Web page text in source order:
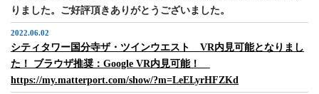
りました。ご好評頂きありがとうございました。
2022.06.02
シティタワー国分寺ザ・ツインウエスト VR内見可能となりまし
た！ ブラウザ推奨：Google VR内見可能！
https://my.matterport.com/show/?m=LeELyrHFZKd